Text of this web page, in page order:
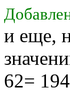
и еще,
62= 194